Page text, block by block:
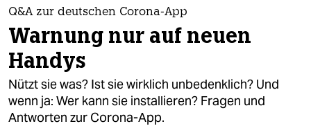
themen
politik
öko
gesellschaft
Q&A zur deutschen Corona-App
Warnung nur auf neuen
Handys
Nützt sie was? Ist sie wirklich unbedenklich? Und
wenn ja: Wer kann sie installieren? Fragen und
Antworten zur Corona-App.